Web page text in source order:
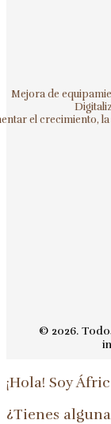
Mejora de
el crecimiento,
© 2026.
¡Hola! Soy
¿Tienes